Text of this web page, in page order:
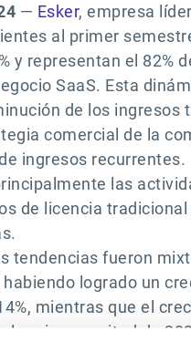
— Esker, empresa
al primer
y representan el
SaaS. Esta
de los
comercial de la
ingresos recurrentes.
las
de licencia
tendencias fueron
logrado un
mientras que el
la primera mitad de